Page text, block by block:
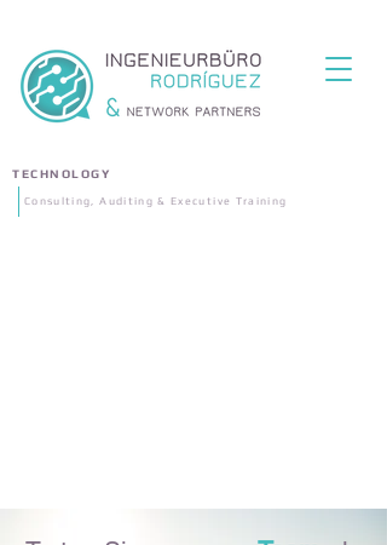
TECHNOLOGY
Consulting, Auditing & Executive Training